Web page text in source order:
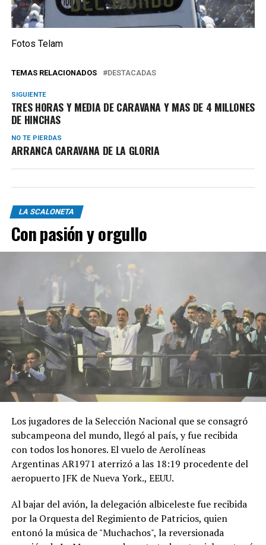
Fotos Telam
TEMAS RELACIONADOS DESTACADAS
SIGUIENTE
TRES HORAS Y MEDIA DE CARAVANA Y MAS DE 4 MILLONES
DE HINCHAS
NO TE PIERDAS
ARRANCA CARAVANA DE LA GLORIA
LA SCALONETA
Con pasión y orgullo
Los jugadores de la Selección Nacional que se consagró
subcampeona del mundo, llegó al país, y fue recibida
con todos los honores. El vuelo de Aerolíneas
Argentinas AR1971 aterrizó a las 18:19 procedente del
aeropuerto JFK de Nueva York., EEUU.
Al bajar del avión, la delegación albiceleste fue recibida
por la Orquesta del Regimiento de Patricios, quien
entonó la música de "Muchachos", la reversionada